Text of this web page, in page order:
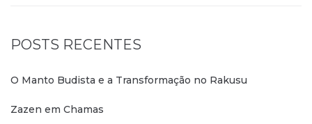
POSTS RECENTES
O Manto Budista e a Transformação no Rakusu
Zazen em Chamas